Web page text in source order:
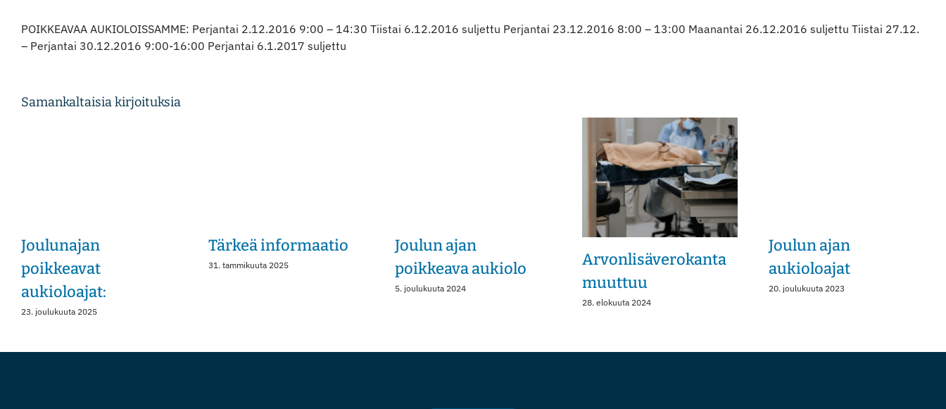
POIKKEAVAA AUKIOLOISSAMME: Perjantai 2.12.2016 9:00 – 14:30 Tiistai 6.12.2016 suljettu Perjantai 23.12.2016 8:00 – 13:00 Maanantai 26.12.2016 suljettu Tiistai 27.12.
– Perjantai 30.12.2016 9:00-16:00 Perjantai 6.1.2017 suljettu
Samankaltaisia kirjoituksia
Joulunajan
poikkeavat
aukioloajat:
23. joulukuuta 2025
Tärkeä informaatio
31. tammikuuta 2025
Joulun ajan
poikkeava aukiolo
5. joulukuuta 2024
Arvonlisäverokanta
muuttuu
28. elokuuta 2024
Joulun ajan
aukioloajat
20. joulukuuta 2023